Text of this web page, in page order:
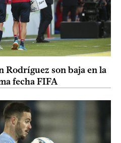
Rodríguez son baja en la
fecha FIFA